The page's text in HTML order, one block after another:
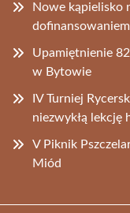
Nowe kąpielisko
Upamiętnienie
w Bytowie
IV Turniej
niezwykłą lekcję
V Piknik
Miód